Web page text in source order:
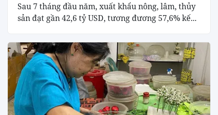
Sau 7 tháng đầu năm, xuất khẩu nông, lâm, thủy
sản đạt gần 42,6 tỷ USD, tương đương 57,6% kế...